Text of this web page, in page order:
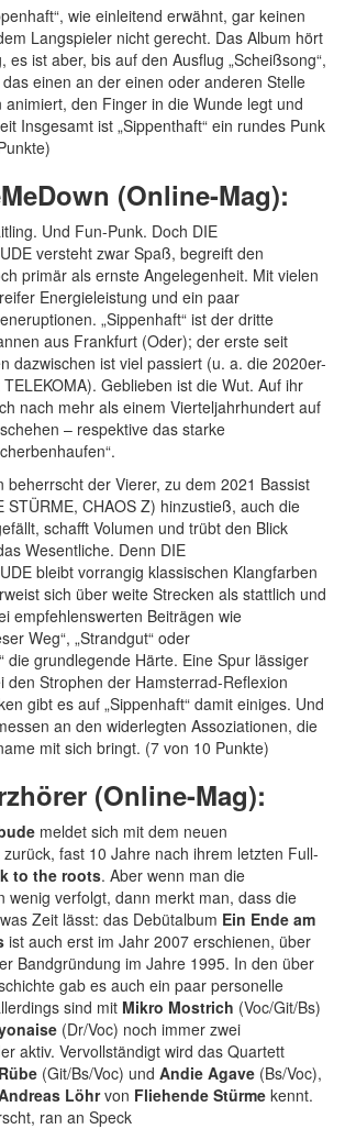
wie einleitend erwähnt, gar keinen
Langspieler nicht gerecht. Das Album hört
es ist aber, bis auf den Ausflug „Scheißsong“,
einen an der einen oder anderen Stelle
animiert, den Finger in die Wunde legt und
Insgesamt ist „Sippenthaft“ ein rundes Punk
(Online-Mag):
Und Fun-Punk. Doch DIE
versteht zwar Spaß, begreift den
primär als ernste Angelegenheit. Mit vielen
Energieleistung und ein paar
„Sippenhaft“ ist der dritte
aus Frankfurt (Oder); der erste seit
dazwischen ist viel passiert (u. a. die 2020er-
Geblieben ist die Wut. Auf ihr
nach mehr als einem Vierteljahrhundert auf
– respektive das starke
beherrscht der Vierer, zu dem 2021 Bassist
STÜRME, CHAOS Z) hinzustieß, auch die
schafft Volumen und trübt den Blick
Wesentliche. Denn DIE
bleibt vorrangig klassischen Klangfarben
sich über weite Strecken als stattlich und
empfehlenswerten Beiträgen wie
Weg“, „Strandgut“ oder
die grundlegende Härte. Eine Spur lässiger
den Strophen der Hamsterrad-Reflexion
gibt es auf „Sippenhaft“ damit einiges. Und
an den widerlegten Assoziationen, die
mit sich bringt. (7 von 10 Punkte)
(Online-Mag):
meldet sich mit dem neuen
zurück, fast 10 Jahre nach ihrem letzten Full-
to the roots. Aber wenn man die
wenig verfolgt, dann merkt man, dass die
Zeit lässt: das Debütalbum Ein Ende am
ist auch erst im Jahr 2007 erschienen, über
Bandgründung im Jahre 1995. In den über
gab es auch ein paar personelle
sind mit Mikro Mostrich (Voc/Git/Bs)
(Dr/Voc) noch immer zwei
aktiv. Vervollständigt wird das Quartett
(Git/Bs/Voc) und Andie Agave (Bs/Voc),
Löhrvon Fliehende Stürme kennt.
ran an Speck